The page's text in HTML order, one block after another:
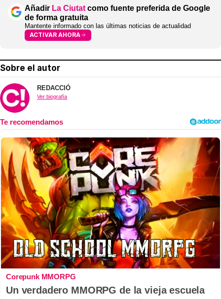
Añadir La Ciutat como fuente preferida de Google
de forma gratuita
Mantente informado con las últimas noticias de actualidad
ACTIVAR AHORA
Sobre el autor
REDACCIÓ
Ver biografía
Corepunk MMORPG
Un verdadero MMORPG de la vieja escuela